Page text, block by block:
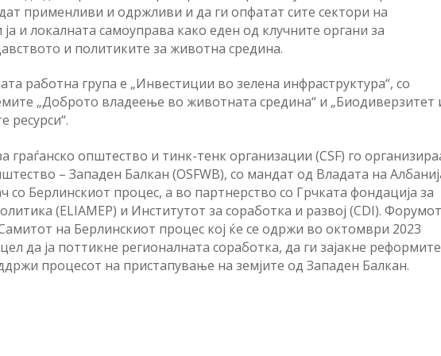
применливи и одржливи и да ги опфатат сите сектори на
и локалната самоуправа како еден од клучните органи за
и политиките за животна средина.
работна група е „Инвестиции во зелена инфраструктура“, со
„Доброто владеење во животната средина“ и „Биодиверзитет
ресурси“.
општество и тинк-тенк организации (CSF) го
– Западен Балкан (OSFWB), со мандат од Владата на
со Берлинскиот процес, а во партнерство со Грчката фондација за
(ELIAMEP) и Институтот за соработка и развој (CDI).
на Берлинскиот процес кој ќе се одржи во октомври 2023
да ја поттикне регионалната соработка, да ги зајакне реформите
процесот на пристапување на земјите од Западен Балкан.